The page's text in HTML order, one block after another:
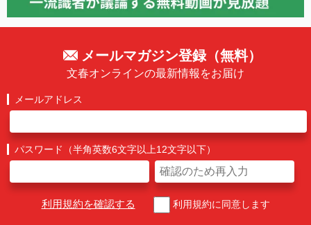
メールマガジン登録（無料）
文春オンラインの最新情報をお届け
メールアドレス
パスワード（半角英数6文字以上12文字以下）
利用規約を確認する 利用規約に同意します